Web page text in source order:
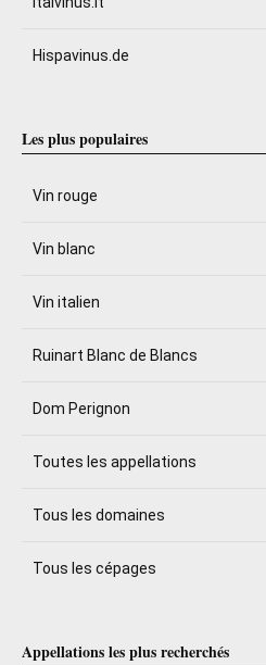
Hispavinus.de
Les plus populaires
Vin rouge
Vin blanc
Vin italien
Ruinart Blanc de Blancs
Dom Perignon
Toutes les appellations
Tous les domaines
Tous les cépages
Appellations les plus recherchés